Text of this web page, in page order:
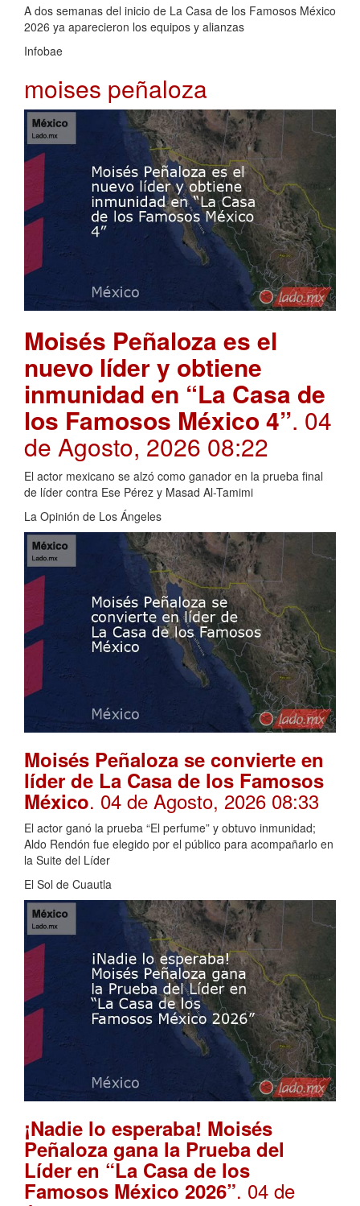
A dos semanas del inicio de La Casa de los Famosos México
2026 ya aparecieron los equipos y alianzas
Infobae
moises peñaloza
Moisés Peñaloza es el
nuevo líder y obtiene
inmunidad en “La Casa de
los Famosos México 4”. 04
de Agosto, 2026 08:22
El actor mexicano se alzó como ganador en la prueba final
de líder contra Ese Pérez y Masad Al-Tamimi
La Opinión de Los Ángeles
Moisés Peñaloza se convierte en
líder de La Casa de los Famosos
México. 04 de Agosto, 2026 08:33
El actor ganó la prueba “El perfume” y obtuvo inmunidad;
Aldo Rendón fue elegido por el público para acompañarlo en
la Suite del Líder
El Sol de Cuautla
¡Nadie lo esperaba! Moisés
Peñaloza gana la Prueba del
Líder en “La Casa de los
Famosos México 2026”. 04 de